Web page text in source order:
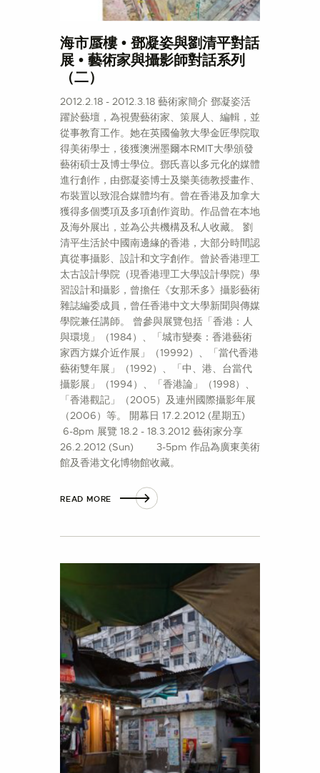
海市蜃樓 • 鄧凝姿與劉清平對話
展 • 藝術家與攝影師對話系列
（二）
2012.2.18 - 2012.3.18 藝術家簡介 鄧凝姿活
躍於藝壇，為視覺藝術家、策展人、編輯，並
從事教育工作。她在英國倫敦大學金匠學院取
得美術學士，後獲澳洲墨爾本RMIT大學頒發
藝術碩士及博士學位。鄧氏喜以多元化的媒體
進行創作，由鄧凝姿博士及樂美德教授畫作、
布裝置以致混合媒體均有。曾在香港及加拿大
獲得多個獎項及多項創作資助。作品曾在本地
及海外展出，並為公共機構及私人收藏。 劉
清平生活於中國南邊緣的香港，大部分時間認
真從事攝影、設計和文字創作。曾於香港理工
太古設計學院（現香港理工大學設計學院）學
習設計和攝影，曾擔任《女那禾多》攝影藝術
雜誌編委成員，曾任香港中文大學新聞與傳媒
學院兼任講師。 曾參與展覽包括「香港：人
與環境」（1984）、「城市變奏：香港藝術
家西方媒介近作展」（19992）、「當代香港
藝術雙年展」（1992）、「中、港、台當代
攝影展」（1994）、「香港論」（1998）、
「香港觀記」（2005）及連州國際攝影年展
（2006）等。 開幕日 17.2.2012 (星期五)
6-8pm 展覽 18.2 - 18.3.2012 藝術家分享
26.2.2012 (Sun) 3-5pm 作品為廣東美術
館及香港文化博物館收藏。
READ MORE